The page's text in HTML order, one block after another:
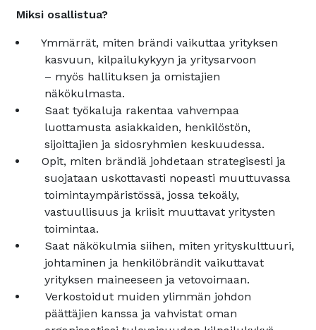
Miksi osallistua?
Ymmärrät, miten brändi vaikuttaa yrityksen
kasvuun, kilpailukykyyn ja yritysarvoon
– myös hallituksen ja omistajien
näkökulmasta.
Saat työkaluja rakentaa vahvempaa
luottamusta asiakkaiden, henkilöstön,
sijoittajien ja sidosryhmien keskuudessa.
Opit, miten brändiä johdetaan strategisesti ja
suojataan uskottavasti nopeasti muuttuvassa
toimintaympäristössä, jossa tekoäly,
vastuullisuus ja kriisit muuttavat yritysten
toimintaa.
Saat näkökulmia siihen, miten yrityskulttuuri,
johtaminen ja henkilöbrändit vaikuttavat
yrityksen maineeseen ja vetovoimaan.
Verkostoidut muiden ylimmän johdon
päättäjien kanssa ja vahvistat oman